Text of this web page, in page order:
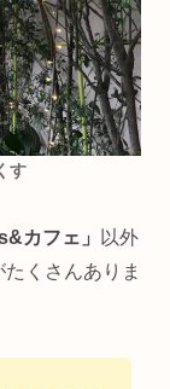
す
カフェ」
以外
くさんありま